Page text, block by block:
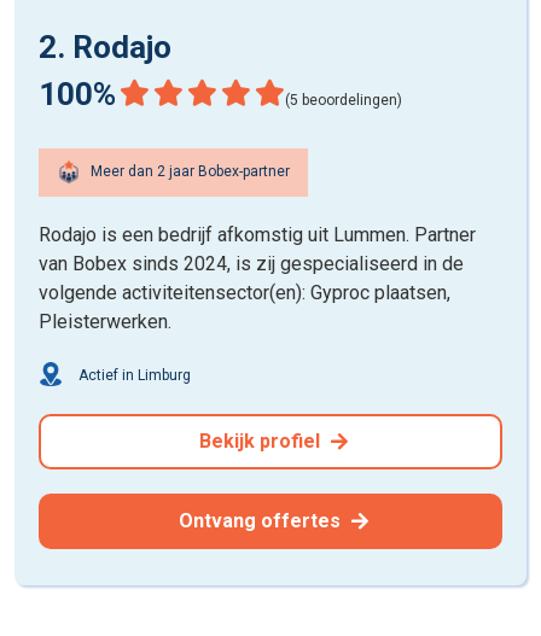
2. Rodajo
100%
(5 beoordelingen)
Meer dan 2 jaar Bobex-partner
Rodajo is een bedrijf afkomstig uit Lummen. Partner
van Bobex sinds 2024, is zij gespecialiseerd in de
volgende activiteitensector(en): Gyproc plaatsen,
Pleisterwerken.
Actief in Limburg
Bekijk profiel
Ontvang offertes